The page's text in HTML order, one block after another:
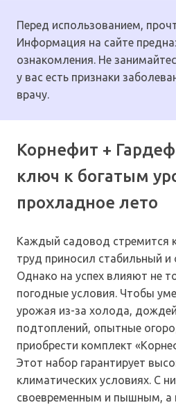
Перед использованием,
Информация на сайте
ознакомления. Не
у вас есть признаки
врачу.
Корнефит +
ключ к богатым
прохладное лето
Каждый садовод стремится
труд приносил стабильный
Однако на успех влияют не
погодные условия. Чтобы
урожая из-за холода,
подтоплений, опытные
приобрести комплект
Этот набор гарантирует
климатических условиях. С
своевременным и пышным,